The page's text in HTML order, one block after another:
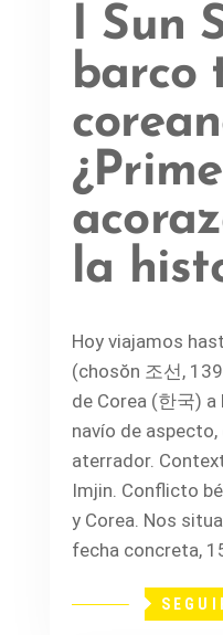
I Sun
barco
la
Hoy viajamos
(chosŏn 조선,
de Corea (한국)
navío de
aterrador.
Imjin. Conflicto
y Corea. Nos
fecha concreta,